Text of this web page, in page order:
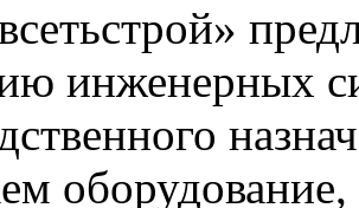
инженерных